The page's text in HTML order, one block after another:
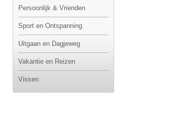
Persoonlijk & Vrienden
Sport en Ontspanning
Uitgaan en Dagjeweg
Vakantie en Reizen
Vissen